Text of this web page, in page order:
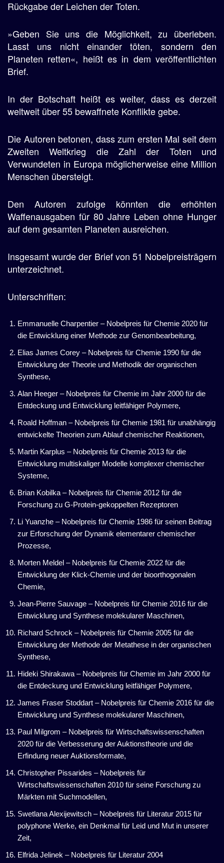
Rückgabe der Leichen der Toten.
»Geben Sie uns die Möglichkeit, zu überleben.
Lasst uns nicht einander töten, sondern den
Planeten retten«, heißt es in dem veröffentlichten
Brief.
In der Botschaft heißt es weiter, dass es derzeit
weltweit über 55 bewaffnete Konflikte gebe.
Die Autoren betonen, dass zum ersten Mal seit dem
Zweiten Weltkrieg die Zahl der Toten und
Verwundeten in Europa möglicherweise eine Million
Menschen übersteigt.
Den Autoren zufolge könnten die erhöhten
Waffenausgaben für 80 Jahre Leben ohne Hunger
auf dem gesamten Planeten ausreichen.
Insgesamt wurde der Brief von 51 Nobelpreisträgern
unterzeichnet.
Unterschriften:
Emmanuelle Charpentier – Nobelpreis für Chemie 2020 für
die Entwicklung einer Methode zur Genombearbeitung,
Elias James Corey – Nobelpreis für Chemie 1990 für die
Entwicklung der Theorie und Methodik der organischen
Synthese,
Alan Heeger – Nobelpreis für Chemie im Jahr 2000 für die
Entdeckung und Entwicklung leitfähiger Polymere,
Roald Hoffman – Nobelpreis für Chemie 1981 für unabhängig
entwickelte Theorien zum Ablauf chemischer Reaktionen,
Martin Karplus – Nobelpreis für Chemie 2013 für die
Entwicklung multiskaliger Modelle komplexer chemischer
Systeme,
Brian Kobilka – Nobelpreis für Chemie 2012 für die
Forschung zu G-Protein-gekoppelten Rezeptoren
Li Yuanzhe – Nobelpreis für Chemie 1986 für seinen Beitrag
zur Erforschung der Dynamik elementarer chemischer
Prozesse,
Morten Meldel – Nobelpreis für Chemie 2022 für die
Entwicklung der Klick-Chemie und der bioorthogonalen
Chemie,
Jean-Pierre Sauvage – Nobelpreis für Chemie 2016 für die
Entwicklung und Synthese molekularer Maschinen,
Richard Schrock – Nobelpreis für Chemie 2005 für die
Entwicklung der Methode der Metathese in der organischen
Synthese,
Hideki Shirakawa – Nobelpreis für Chemie im Jahr 2000 für
die Entdeckung und Entwicklung leitfähiger Polymere,
James Fraser Stoddart – Nobelpreis für Chemie 2016 für die
Entwicklung und Synthese molekularer Maschinen,
Paul Milgrom – Nobelpreis für Wirtschaftswissenschaften
2020 für die Verbesserung der Auktionstheorie und die
Erfindung neuer Auktionsformate,
Christopher Pissarides – Nobelpreis für
Wirtschaftswissenschaften 2010 für seine Forschung zu
Märkten mit Suchmodellen,
Swetlana Alexijewitsch – Nobelpreis für Literatur 2015 für
polyphone Werke, ein Denkmal für Leid und Mut in unserer
Zeit,
Elfrida Jelinek – Nobelpreis für Literatur 2004